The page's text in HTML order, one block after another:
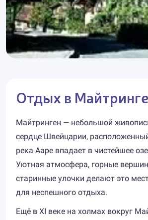
Отдых в
Майтринген — небольшой
сердце Швейцарии,
река Ааре впадает в чистейшее
Уютная атмосфера, горные
старинные улочки делают это
для неспешного отдыха.
Ещё в XI веке на холмах вокруг